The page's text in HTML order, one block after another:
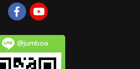
@jumboa